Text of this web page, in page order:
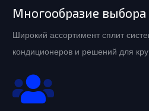
Многообразие выбора
Широкий ассортимент сплит
кондиционеров и решений для